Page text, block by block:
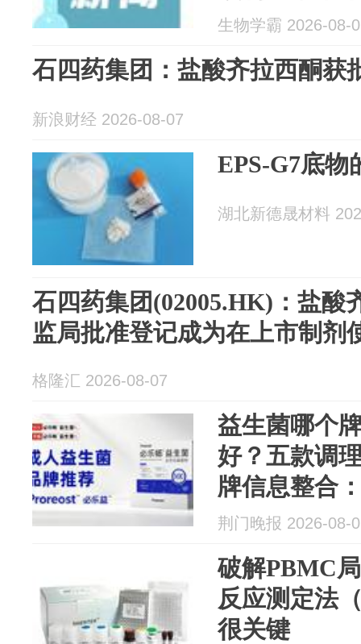
生物学霸 2026-08-
石四药集团：盐酸齐拉西酮获
新浪财经 2026-08-07
EPS-G7底物
湖北新德晟材料
石四药集团(02005.HK)：盐酸
监局批准登记成为在上市制剂
格隆汇 2026-08-07
益生菌哪个
好？五款调
牌信息整合
到肠脑轴协
荆门晚报 2026-08-
破解PBMC
反应测定法
很关键